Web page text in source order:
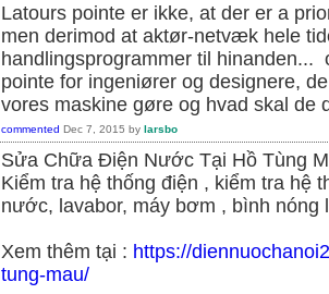
Latours pointe er ikke, at der er a
men derimod at aktør-netvæk hele
handlingsprogrammer til hinanden...
pointe for ingeniører og designere,
vores maskine gøre og hvad skal de
commented Dec 7, 2015 by larsbo
Sửa Chữa Điện Nước Tại Hồ Tùng
Kiểm tra hệ thống điện , kiểm tra hệ
nước, lavabor, máy bơm , bình nóng
Xem thêm tại : https://
tung-mau/